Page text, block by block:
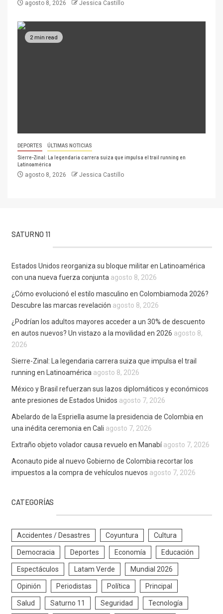
agosto 8, 2026 Jessica Castillo
2 min read
DEPORTES ÚLTIMAS NOTICIAS
Sierre-Zinal: La legendaria carrera suiza que impulsa el trail running en
Latinoamérica
agosto 8, 2026 Jessica Castillo
SATURNO 11
Estados Unidos reorganiza su bloque militar en Latinoamérica
con una nueva fuerza conjunta agosto 8, 2026
¿Cómo evolucionó el estilo masculino en Colombiamoda 2026?
Descubre las marcas revelación agosto 8, 2026
¿Podrían los adultos mayores acceder a un 30% de descuento
en autos nuevos? Un vistazo a la movilidad en 2026 agosto 8,
2026
Sierre-Zinal: La legendaria carrera suiza que impulsa el trail
running en Latinoamérica agosto 8, 2026
México y Brasil refuerzan sus lazos diplomáticos y económicos
ante presiones de Estados Unidos agosto 7, 2026
Abelardo de la Espriella asume la presidencia de Colombia en
una inédita ceremonia en Cali agosto 7, 2026
Extraño objeto volador causa revuelo en Manabí agosto 7, 2026
Aconauto pide al nuevo Gobierno de Colombia recortar los
impuestos a la compra de vehículos nuevos agosto 7, 2026
CATEGORÍAS
Accidentes / Desastres Coyuntura Cultura
Democracia Deportes Economía Educación
Espectáculos Latam Verde Mundial 2026
Opinión Periodistas Política Principal
Salud Saturno 11 Seguridad Tecnología